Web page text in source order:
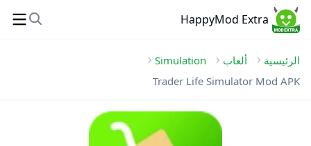
HappyMod Extra
الرئيسية ألعاب
Simulation
Trader Life Simulator Mod APK